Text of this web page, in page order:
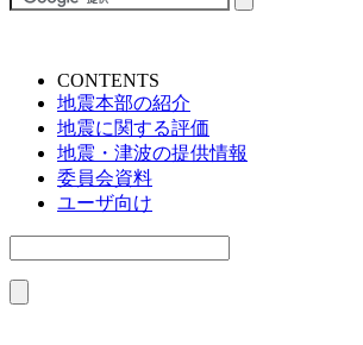
CONTENTS
地震本部の紹介
地震に関する評価
地震・津波の提供情報
委員会資料
ユーザ向け